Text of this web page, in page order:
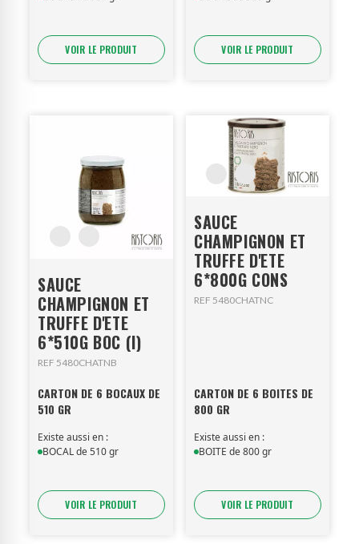
VOIR LE PRODUIT VOIR LE PRODUIT
SAUCE
CHAMPIGNON ET
TRUFFE D'ETE
6*510G BOC (I)
REF 5480CHATNB
CARTON DE 6 BOCAUX DE
510 GR
Existe aussi en :
BOCAL de 510 gr
VOIR LE PRODUIT
SAUCE
CHAMPIGNON ET
TRUFFE D'ETE
6*800G CONS
REF 5480CHATNC
CARTON DE 6 BOITES DE
800 GR
Existe aussi en :
BOITE de 800 gr
VOIR LE PRODUIT